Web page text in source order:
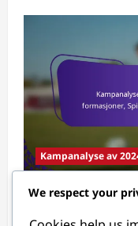
Kampanalyse av
Kampanalyse
Taktiske
We respect your